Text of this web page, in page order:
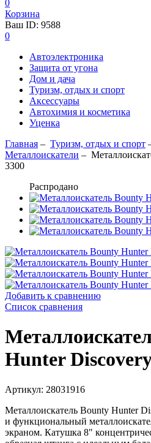
0
Корзина
Ваш ID: 9588
0
Автоэлектроника
Защита от угона
Дом и дача
Туризм, отдых и спорт
Аксессуары
Автохимия и косметика
Уценка
Главная – Туризм, отдых и спорт
Металлоискатели –
3300
Распродано
Добавить к сравнению
Список сравнения
Hunter
Артикул: 28031916
Металлоискатель Bounty Hunter
и функциональный
экраном. Катушка 8"